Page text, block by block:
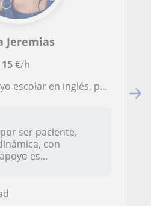
Jeremias
15€/h
informática Clases dinámicas, claras y adaptadas a cada niño.
ser paciente,
con
es...